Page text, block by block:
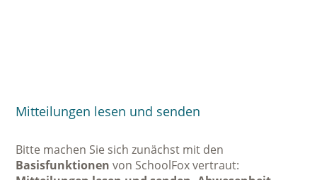
Mitteilungen lesen und senden
Bitte machen Sie sich zunächst mit den
Basisfunktionen von SchoolFox vertraut: